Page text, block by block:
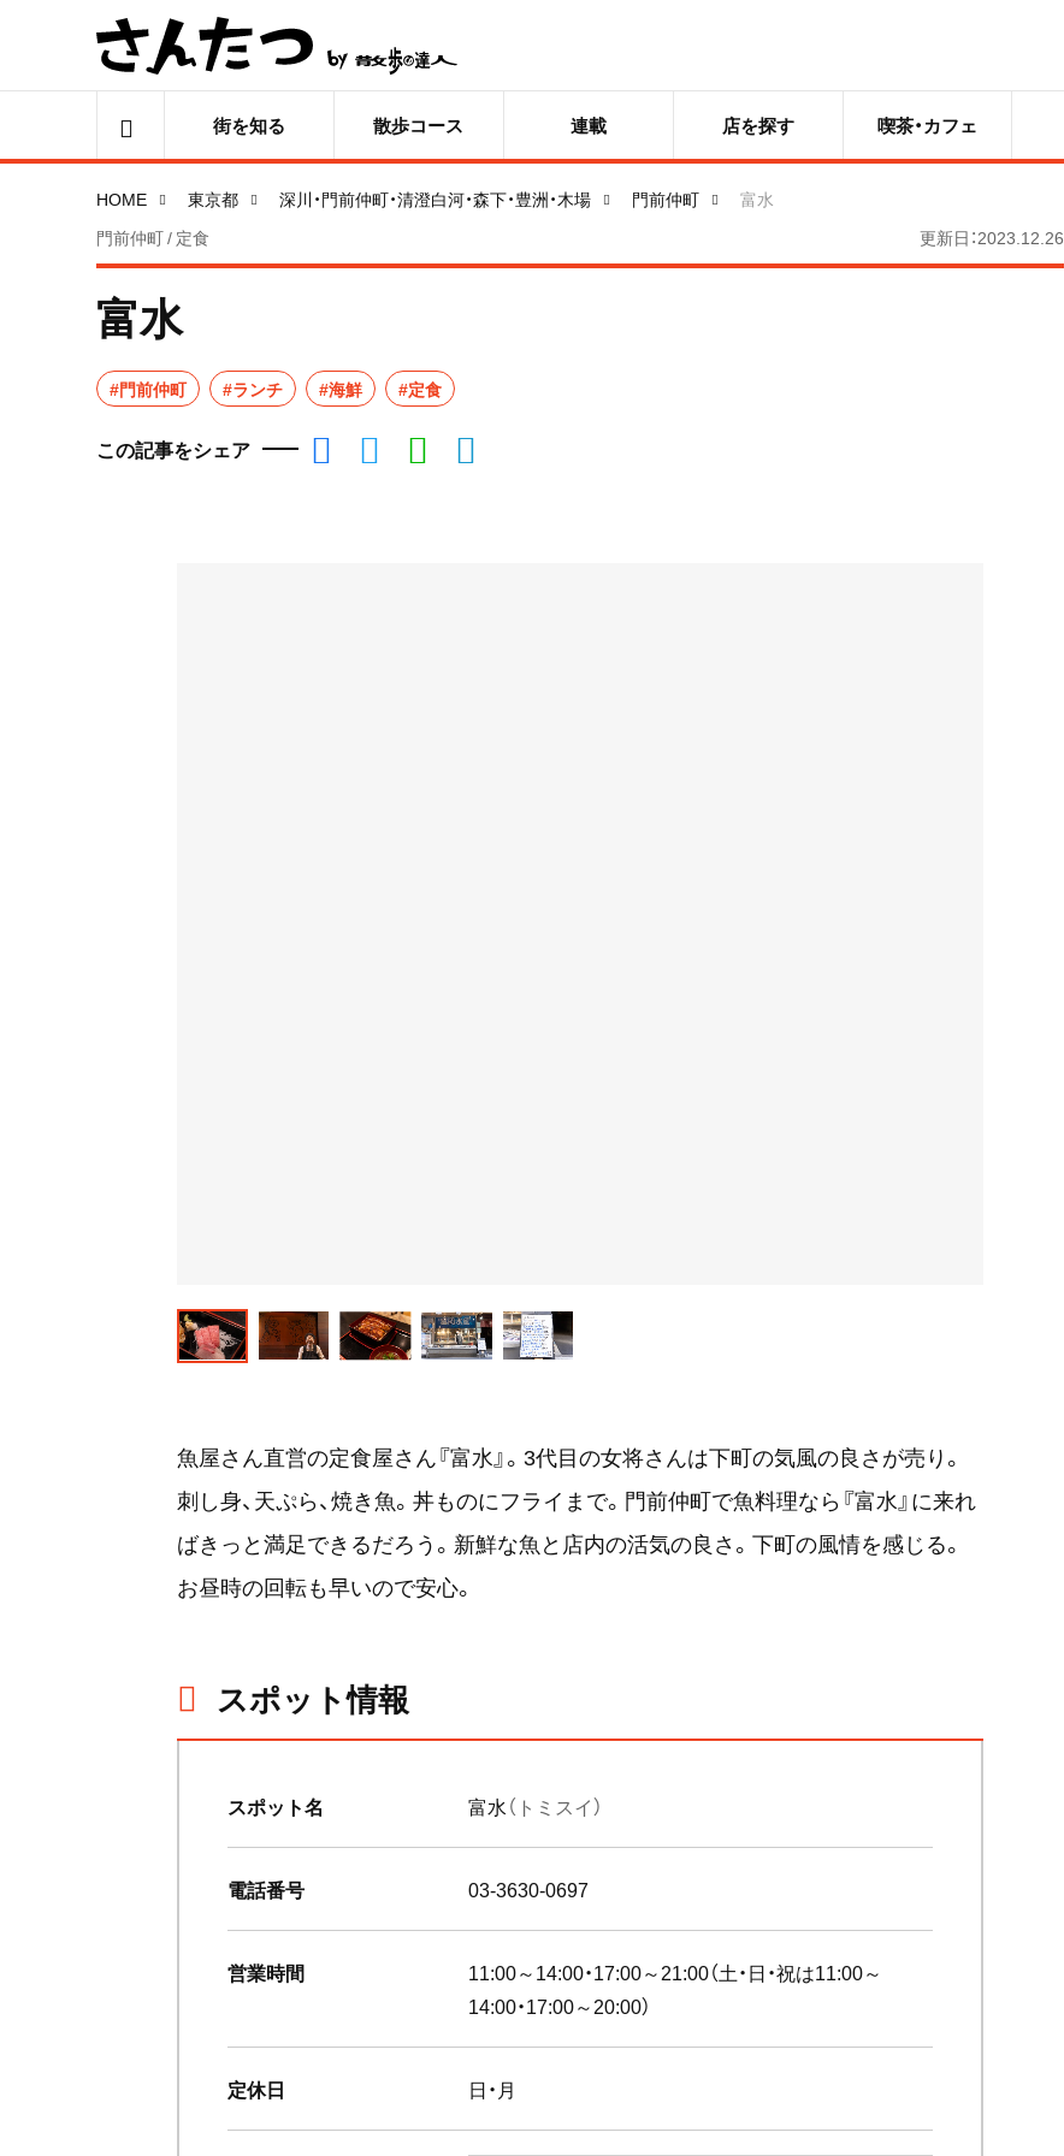
街を知る 散歩コース 連載 店を探す 喫茶・カフェ
HOME 東京都 深川・門前仲町・清澄白河・森下・豊洲・木場 門前仲町
富水
門前仲町 / 定食
更新日：2023.12.26
富水
#門前仲町 #ランチ #海鮮 #定食
この記事をシェア
魚屋さん直営の定食屋さん『富水』。3代目の女将さんは下町の気風の良さが売り。
刺し身、天ぷら、焼き魚。丼ものにフライまで。門前仲町で魚料理なら『富水』に来れ
ばきっと満足できるだろう。新鮮な魚と店内の活気の良さ。下町の風情を感じる。
お昼時の回転も早いので安心。
スポット情報
スポット名 富水（トミスイ）
電話番号 03-3630-0697
営業時間
11:00～14:00・17:00～21:00（土・日・祝は11:00～
14:00・17:00～20:00）
定休日 日・月